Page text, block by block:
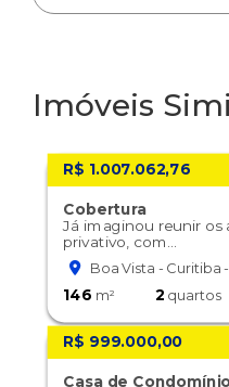
Imóveis
R$ 1.007.062,76
Cobertura
Já imaginou reunir os
privativo, com...
Boa Vista - Curitiba
146 m² 2 quartos
R$ 999.000,00
Casa de Condomínio